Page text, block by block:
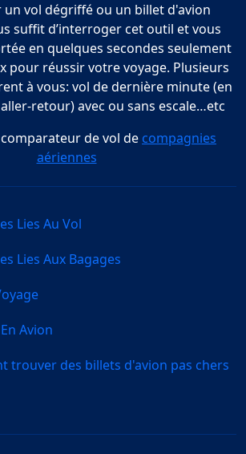
vol dégriffé ou un billet d'avion
suffit d’interroger cet outil et vous
en quelques secondes seulement
pour réussir votre voyage. Plusieurs
à vous: vol de dernière minute (en
retour) avec ou sans escale…etc
de vol de compagnies
aériennes
Lies Au Vol
Lies Aux Bagages
Avion
trouver des billets d'avion pas chers